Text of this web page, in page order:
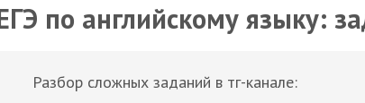
по английскому языку:
Разбор сложных заданий в тг-канале: